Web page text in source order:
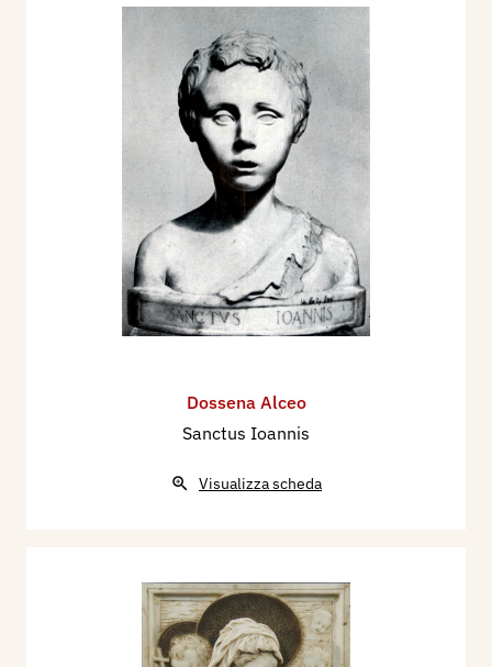
Dossena Alceo
Sanctus Ioannis
Visualizza scheda